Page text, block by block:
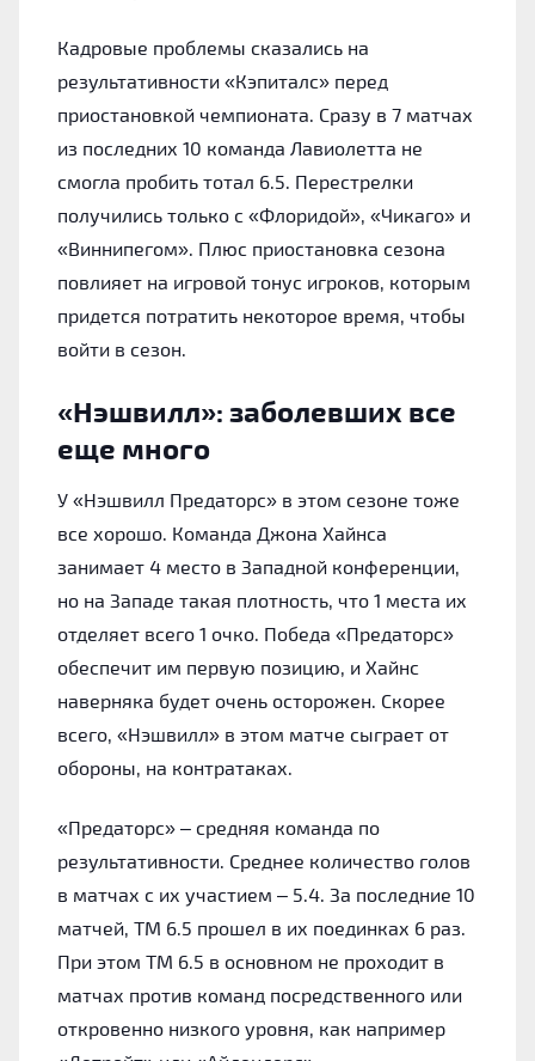
Кадровые проблемы сказались на
результативности «Кэпиталс» перед
приостановкой чемпионата. Сразу в 7 матчах
из последних 10 команда Лавиолетта не
смогла пробить тотал 6.5. Перестрелки
получились только с «Флоридой», «Чикаго» и
«Виннипегом». Плюс приостановка сезона
повлияет на игровой тонус игроков, которым
придется потратить некоторое время, чтобы
войти в сезон.
«Нэшвилл»: заболевших все
еще много
У «Нэшвилл Предаторс» в этом сезоне тоже
все хорошо. Команда Джона Хайнса
занимает 4 место в Западной конференции,
но на Западе такая плотность, что 1 места их
отделяет всего 1 очко. Победа «Предаторс»
обеспечит им первую позицию, и Хайнс
наверняка будет очень осторожен. Скорее
всего, «Нэшвилл» в этом матче сыграет от
обороны, на контратаках.
«Предаторс» – средняя команда по
результативности. Среднее количество голов
в матчах с их участием – 5.4. За последние 10
матчей, ТМ 6.5 прошел в их поединках 6 раз.
При этом ТМ 6.5 в основном не проходит в
матчах против команд посредственного или
откровенно низкого уровня, как например